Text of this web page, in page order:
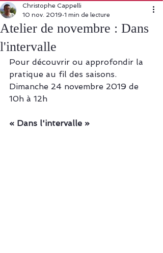
Atelier de novembre : Dans
l'intervalle
Christophe Cappelli
10 nov. 2019 1 min de lecture
Pour découvrir ou approfondir la
pratique au fil des saisons.
Dimanche 24 novembre 2019 de
10h à 12h
« Dans l'intervalle »